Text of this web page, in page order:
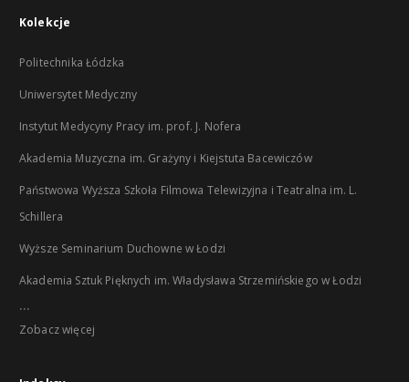
Kolekcje
Politechnika Łódzka
Uniwersytet Medyczny
Instytut Medycyny Pracy im. prof. J. Nofera
Akademia Muzyczna im. Grażyny i Kiejstuta Bacewiczów
Państwowa Wyższa Szkoła Filmowa Telewizyjna i Teatralna im. L.
Schillera
Wyższe Seminarium Duchowne w Łodzi
Akademia Sztuk Pięknych im. Władysława Strzemińskiego w Łodzi
...
Zobacz więcej